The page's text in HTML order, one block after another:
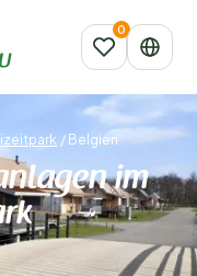
/ Belgien
im